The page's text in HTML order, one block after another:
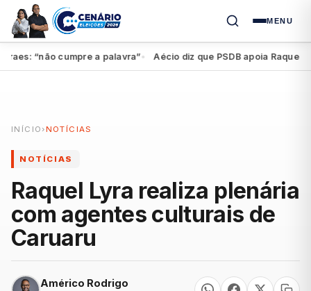
MENU
“não cumpre a palavra”● Aécio diz que PSDB apoia Raquel,
INÍCIO › NOTÍCIAS
NOTÍCIAS
Raquel Lyra realiza plenária
com agentes culturais de
Caruaru
Américo Rodrigo